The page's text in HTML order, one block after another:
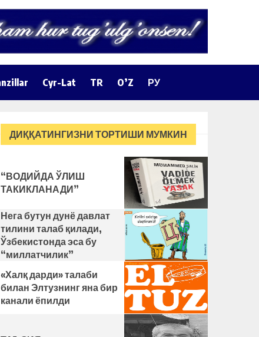
Cyr-Lat TR O’Z РУ
ДИҚҚАТИНГИЗНИ ТОРТИШИ МУМКИН
“ВОДИЙДА ЎЛИШ
ТАКИКЛАНАДИ”
Нега бутун дунё давлат
тилини талаб қилади,
Ўзбекистонда эса бу
“миллатчилик”
«Халқ дарди» талаби
билан Элтузнинг яна бир
канали ёпилди